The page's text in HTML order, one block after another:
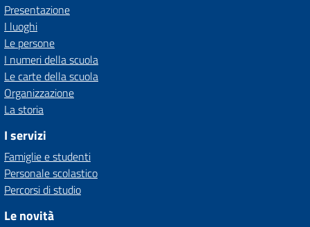
Presentazione
I luoghi
Le persone
I numeri della scuola
Le carte della scuola
Organizzazione
La storia
I servizi
Famiglie e studenti
Personale scolastico
Percorsi di studio
Le novità